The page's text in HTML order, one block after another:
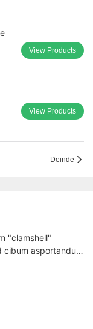
View Products
View Products
Deinde
"clamshell"
cibum asportandum